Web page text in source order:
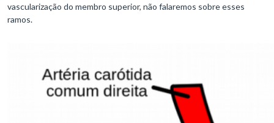
vascularização do membro superior, não falaremos sobre esses
ramos.